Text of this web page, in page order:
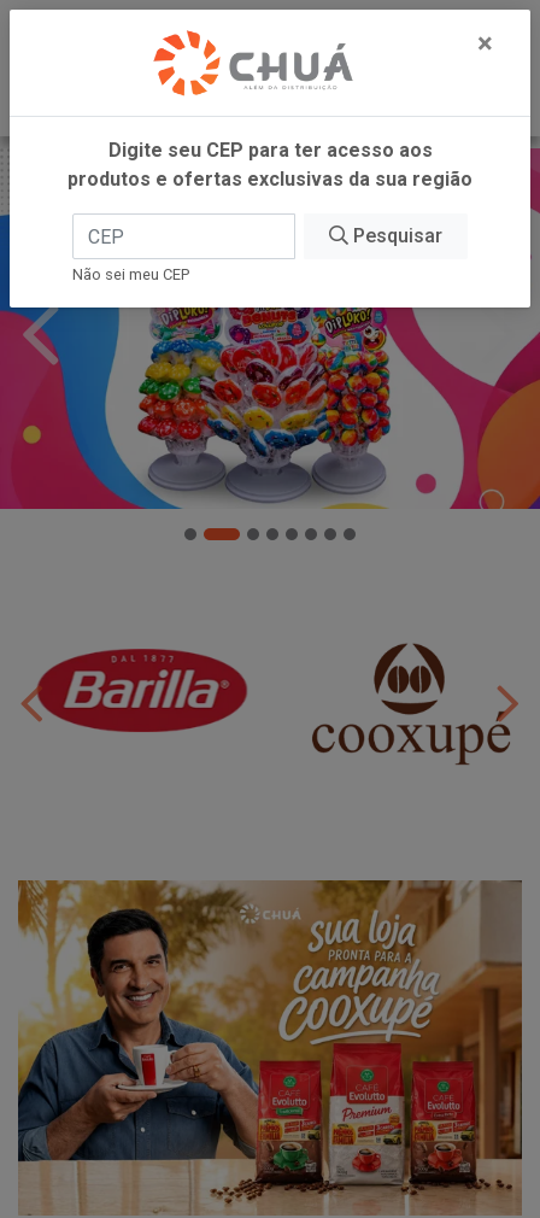
×
Digite seu CEP para ter acesso aos
produtos e ofertas exclusivas da sua região
Pesquisar
Não sei meu CEP